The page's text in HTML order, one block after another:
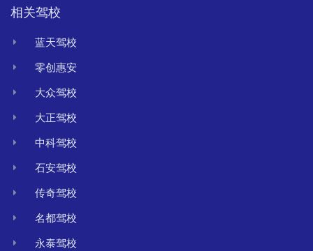
相关驾校
蓝天驾校
零创惠安
大众驾校
大正驾校
中科驾校
石安驾校
传奇驾校
名都驾校
永泰驾校